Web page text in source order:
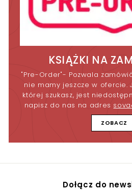
KSIĄŻKI NA
"Pre-Order"- Pozwala
nie mamy jeszcze w ofercie.
której szukasz, jest
napisz do nas na adres
ZOBACZ
Dołącz do